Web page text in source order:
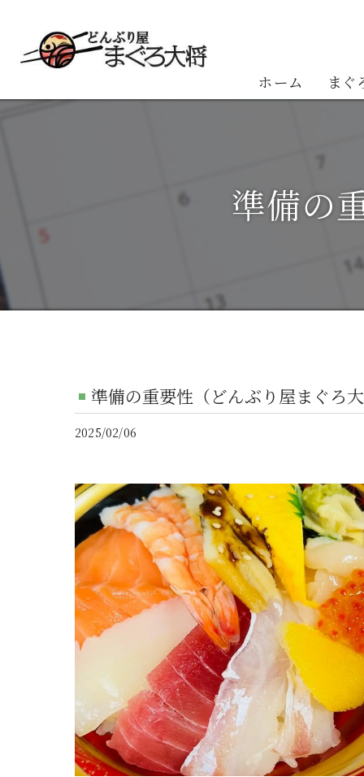
ホーム まぐ
準備の
準備の重要性（どんぶり屋まぐろ
2025/02/06